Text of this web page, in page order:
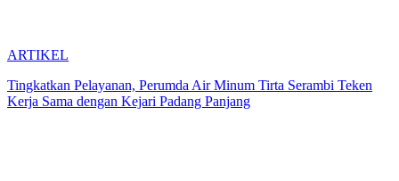
ARTIKEL
Tingkatkan Pelayanan, Perumda Air Minum Tirta Serambi Teken
Kerja Sama dengan Kejari Padang Panjang